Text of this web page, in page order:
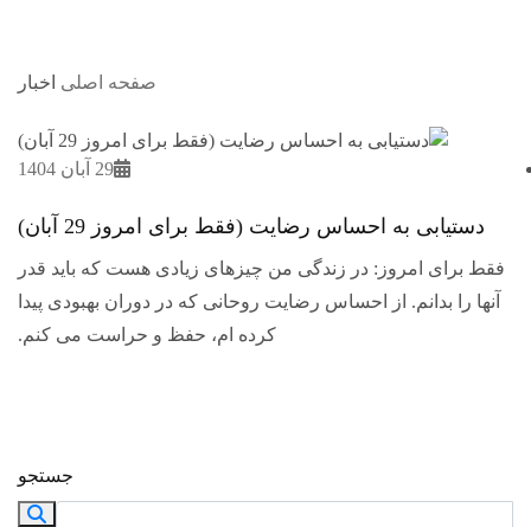
صفحه اصلی اخبار
29 آبان 1404
دستیابی به احساس رضایت (فقط برای امروز 29 آبان)
فقط برای امروز: در زندگی من چیزهای زیادی هست که باید قدر
آنها را بدانم. از احساس رضایت روحانی که در دوران بهبودی پیدا
کرده ⁯ام، حفظ و حراست می⁯ کنم.
جستجو